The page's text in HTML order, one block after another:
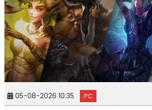
05-08-2026 10:35 PC